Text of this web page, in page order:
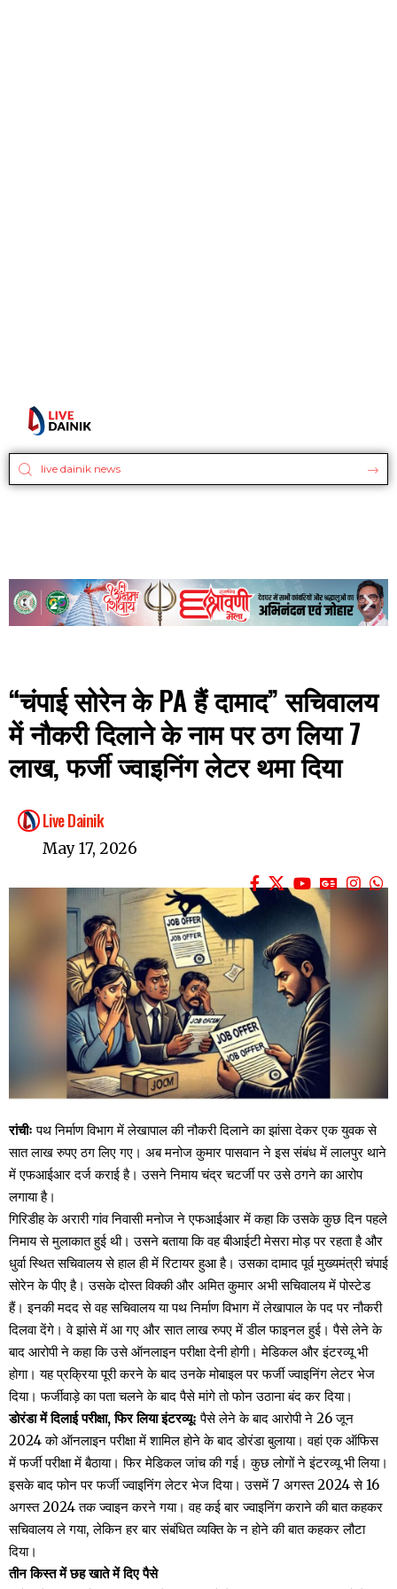
“चंपाई सोरेन के PA हैं दामाद” सचिवालय
में नौकरी दिलाने के नाम पर ठग लिया 7
लाख, फर्जी ज्वाइनिंग लेटर थमा दिया
Live Dainik
May 17, 2026
रांचीः पथ निर्माण विभाग में लेखापाल की नौकरी दिलाने का झांसा देकर एक युवक से
सात लाख रुपए ठग लिए गए। अब मनोज कुमार पासवान ने इस संबंध में लालपुर थाने
में एफआईआर दर्ज कराई है। उसने निमाय चंद्र चटर्जी पर उसे ठगने का आरोप
लगाया है।
गिरिडीह के अरारी गांव निवासी मनोज ने एफआईआर में कहा कि उसके कुछ दिन पहले
निमाय से मुलाकात हुई थी। उसने बताया कि वह बीआईटी मेसरा मोड़ पर रहता है और
धुर्वा स्थित सचिवालय से हाल ही में रिटायर हुआ है। उसका दामाद पूर्व मुख्यमंत्री चंपाई
सोरेन के पीए है। उसके दोस्त विक्की और अमित कुमार अभी सचिवालय में पोस्टेड
हैं। इनकी मदद से वह सचिवालय या पथ निर्माण विभाग में लेखापाल के पद पर नौकरी
दिलवा देंगे। वे झांसे में आ गए और सात लाख रुपए में डील फाइनल हुई। पैसे लेने के
बाद आरोपी ने कहा कि उसे ऑनलाइन परीक्षा देनी होगी। मेडिकल और इंटरव्यू भी
होगा। यह प्रक्रिया पूरी करने के बाद उनके मोबाइल पर फर्जी ज्वाइनिंग लेटर भेज
दिया। फर्जीवाड़े का पता चलने के बाद पैसे मांगे तो फोन उठाना बंद कर दिया।
डोरंडा में दिलाई परीक्षा, फिर लिया इंटरव्यूः पैसे लेने के बाद आरोपी ने 26 जून
2024 को ऑनलाइन परीक्षा में शामिल होने के बाद डोरंडा बुलाया। वहां एक ऑफिस
में फर्जी परीक्षा में बैठाया। फिर मेडिकल जांच की गई। कुछ लोगों ने इंटरव्यू भी लिया।
इसके बाद फोन पर फर्जी ज्वाइनिंग लेटर भेज दिया। उसमें 7 अगस्त 2024 से 16
अगस्त 2024 तक ज्वाइन करने गया। वह कई बार ज्वाइनिंग कराने की बात कहकर
सचिवालय ले गया, लेकिन हर बार संबंधित व्यक्ति के न होने की बात कहकर लौटा
दिया।
तीन किस्त में छह खाते में दिए पैसे